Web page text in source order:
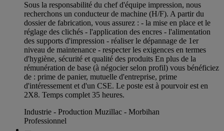
Sous la responsabilité du chef d'équipe impression, nous
recherchons un conducteur de machine (H/F). A partir du
dossier de fabrication, vous assurez : - la mise en place et le
réglage des clichés - l'application des encres - l'alimentation
des supports d'impression - réaliser le dépannage de 1er
niveau de maintenance - respecter les exigences en termes
d'hygiène, sécurité et qualité des produits En plus de la
rémunération de base (à négocier selon profil) vous bénéficiez
de : prime de panier, mutuelle d'entreprise, prime
d'intéressement et d'un CSE. Le poste est à pourvoir est en
2X8. Temps complet 35 heures.
Industrie - Production Muzillac - Morbihan
Professionnel